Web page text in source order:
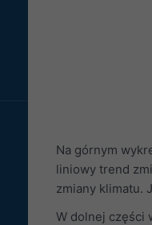
Na górnym
liniowy trend
zmiany klimatu.
W dolnej części